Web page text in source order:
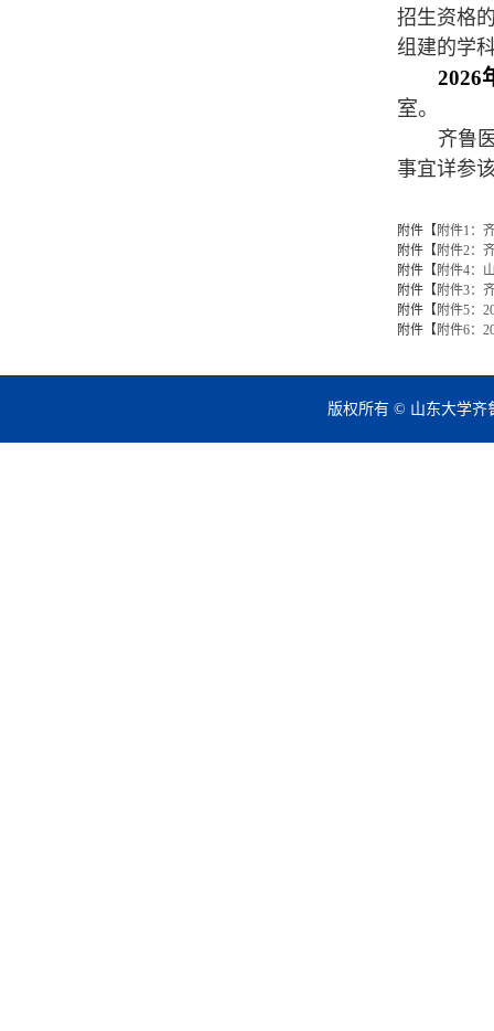
招生资格
组建的学
2026
室。
齐鲁
事宜详参
附件【 附件1：
附件【 附件2：
附件【 附件4：
附件【 附件3：
附件【 附件5：
附件【 附件6：
版权所有 © 山东大学